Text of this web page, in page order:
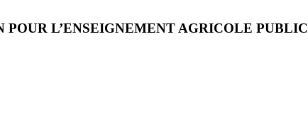
L’ENSEIGNEMENT AGRICOLE PUBLIC